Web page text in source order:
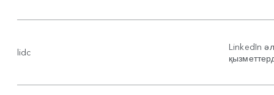
lidc
LinkedIn